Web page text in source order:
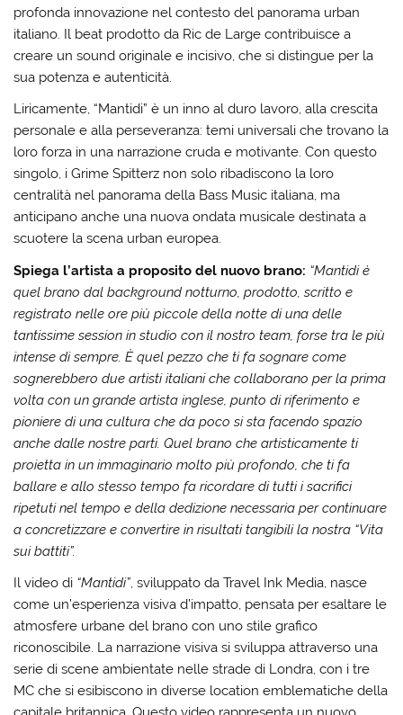
profonda innovazione nel contesto del panorama urban
italiano. Il beat prodotto da Ric de Large contribuisce a
creare un sound originale e incisivo, che si distingue per la
sua potenza e autenticità.
Liricamente, “Mantidi” è un inno al duro lavoro, alla crescita
personale e alla perseveranza: temi universali che trovano la
loro forza in una narrazione cruda e motivante. Con questo
singolo, i Grime Spitterz non solo ribadiscono la loro
centralità nel panorama della Bass Music italiana, ma
anticipano anche una nuova ondata musicale destinata a
scuotere la scena urban europea.
Spiega l’artista a proposito del nuovo brano: “Mantidi è
quel brano dal background notturno, prodotto, scritto e
registrato nelle ore più piccole della notte di una delle
tantissime session in studio con il nostro team, forse tra le più
intense di sempre. È quel pezzo che ti fa sognare come
sognerebbero due artisti italiani che collaborano per la prima
volta con un grande artista inglese, punto di riferimento e
pioniere di una cultura che da poco si sta facendo spazio
anche dalle nostre parti. Quel brano che artisticamente ti
proietta in un immaginario molto più profondo, che ti fa
ballare e allo stesso tempo fa ricordare di tutti i sacrifici
ripetuti nel tempo e della dedizione necessaria per continuare
a concretizzare e convertire in risultati tangibili la nostra “Vita
sui battiti”.
Il video di “Mantidi”, sviluppato da Travel Ink Media, nasce
come un’esperienza visiva d’impatto, pensata per esaltare le
atmosfere urbane del brano con uno stile grafico
riconoscibile. La narrazione visiva si sviluppa attraverso una
serie di scene ambientate nelle strade di Londra, con i tre
MC che si esibiscono in diverse location emblematiche della